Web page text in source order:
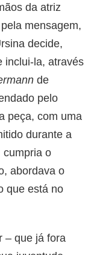
da atriz
mensagem,
decide,
inclui-la, através
de
pelo
peça, com uma
durante a
cumpria o
abordava o
que está no
– que já fora